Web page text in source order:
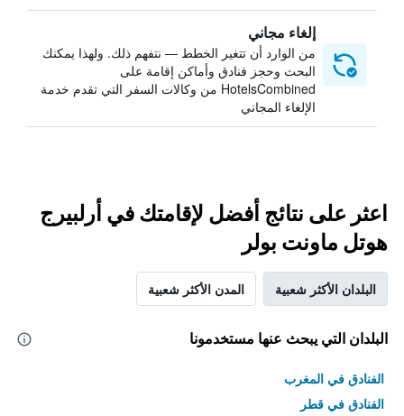
إلغاء مجاني
من الوارد أن تتغير الخطط — نتفهم ذلك. ولهذا يمكنك
البحث وحجز فنادق وأماكن إقامة على
HotelsCombined من وكالات السفر التي تقدم خدمة
الإلغاء المجاني
اعثر على نتائج أفضل لإقامتك في أرلبيرج
هوتل ماونت بولر
البلدان الأكثر شعبية المدن الأكثر شعبية
البلدان التي يبحث عنها مستخدمونا
الفنادق في المغرب
الفنادق في قطر